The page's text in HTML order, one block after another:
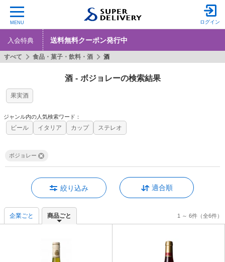
MENU ログイン
入会特典 送料無料クーポン発行中
酒 - ボジョレーの検索結果
果実酒
すべて 食品・菓子・飲料・酒 酒
ジャンル内の人気検索ワード：
ビール イタリア カップ ステレオ
ボジョレー
絞り込み 適合順
企業ごと 商品ごと 1 ～ 6件（全6件）